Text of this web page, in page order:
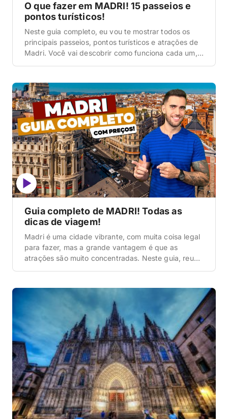
O que fazer em MADRI! 15 passeios e
pontos turísticos!
Neste guia completo, eu vou te mostrar todos os
principais passeios, pontos turísticos e atrações de
Madri. Você vai descobrir como funciona cada um,
para você conseguir montar todo o seu roteiro. Além
disso, incluímos o que fazer à […]
Guia completo de MADRI! Todas as
dicas de viagem!
Madri é uma cidade vibrante, com muita coisa legal
para fazer, mas a grande vantagem é que as
atrações são muito concentradas. Neste guia, reuni
bons e baratos, os principais passeios, quantos dias
ficar e como economizar em cada […]